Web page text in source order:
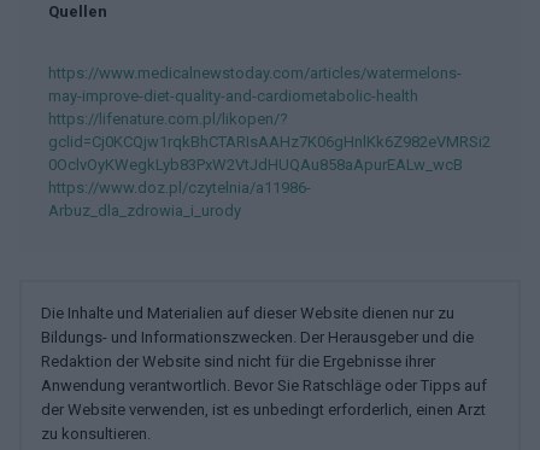
Quellen
https://www.medicalnewstoday.com/articles/watermelons-
may-improve-diet-quality-and-cardiometabolic-health
https://lifenature.com.pl/likopen/?
gclid=Cj0KCQjw1rqkBhCTARIsAAHz7K06gHnlKk6Z982eVMRSi2
0OclvOyKWegkLyb83PxW2VtJdHUQAu858aApurEALw_wcB
https://www.doz.pl/czytelnia/a11986-
Arbuz_dla_zdrowia_i_urody
Die Inhalte und Materialien auf dieser Website dienen nur zu
Bildungs- und Informationszwecken. Der Herausgeber und die
Redaktion der Website sind nicht für die Ergebnisse ihrer
Anwendung verantwortlich. Bevor Sie Ratschläge oder Tipps auf
der Website verwenden, ist es unbedingt erforderlich, einen Arzt
zu konsultieren.